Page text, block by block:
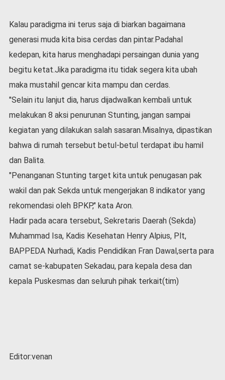
Kalau paradigma ini terus saja di biarkan bagaimana
generasi muda kita bisa cerdas dan pintar.Padahal
kedepan, kita harus menghadapi persaingan dunia yang
begitu ketat.Jika paradigma itu tidak segera kita ubah
maka mustahil gencar kita mampu dan cerdas.
"Selain itu lanjut dia, harus dijadwalkan kembali untuk
melakukan 8 aksi penurunan Stunting, jangan sampai
kegiatan yang dilakukan salah sasaran.Misalnya, dipastikan
bahwa di rumah tersebut betul-betul terdapat ibu hamil
dan Balita.
"Penanganan Stunting target kita untuk penugasan pak
wakil dan pak Sekda untuk mengerjakan 8 indikator yang
rekomendasi oleh BPKP," kata Aron.
Hadir pada acara tersebut, Sekretaris Daerah (Sekda)
Muhammad Isa, Kadis Kesehatan Henry Alpius, Plt,
BAPPEDA Nurhadi, Kadis Pendidikan Fran Dawal,serta para
camat se-kabupaten Sekadau, para kepala desa dan
kepala Puskesmas dan seluruh pihak terkait(tim)
Editor:venan